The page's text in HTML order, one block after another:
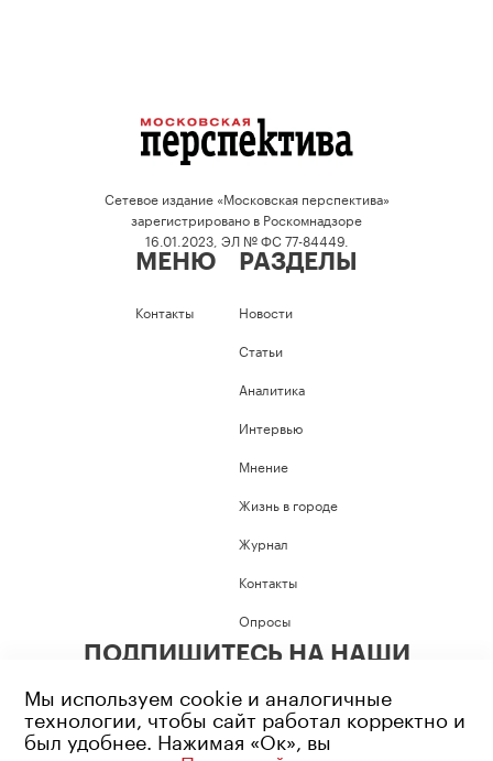
Сетевое издание «Московская перспектива»
зарегистрировано в Роскомнадзоре
16.01.2023, ЭЛ № ФС 77-84449.
МЕНЮ
Контакты
РАЗДЕЛЫ
Новости
Статьи
Аналитика
Интервью
Мнение
Жизнь в городе
Журнал
Контакты
Опросы
ПОДПИШИТЕСЬ НА НАШИ
Мы используем cookie и аналогичные
технологии, чтобы сайт работал корректно и
был удобнее. Нажимая «Ок», вы